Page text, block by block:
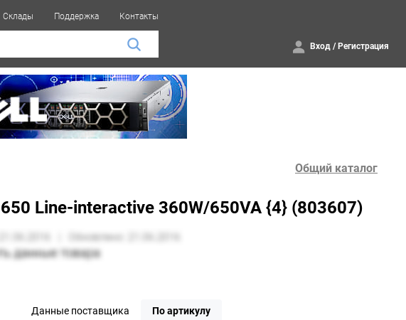
Склады Поддержка Контакты
Вход / Регистрация
Общий каталог
Line-interactive 360W/650VA {4} (803607)
Данные поставщика По артикулу